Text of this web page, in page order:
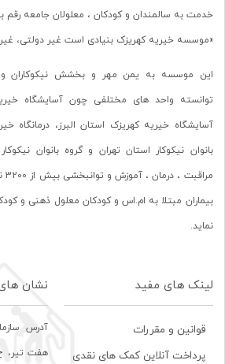
خدمت به سالمندان و کودکان ، معلولان جامعه رقم
«موسسه خیریه کهریزک بنیادی است غیر دولتی،
این موسسه به یمن مهر و بخشش نیکوکاران و
توانسته واحد های مختلفی چون آسایشگاه
آسایشگاه خیریه کهریزک استان البرز، درمانگاه
بانوان نیکوکار استان تهران و گروه بانوان
بیماران مبتلا به ام.اس و کودکان معلول ذهنی و
نماید.
لینک های مفید
قوانین و مقررات
پرداخت آنلاین کمک های نقدی
نشان های
آدرس
هفت تير،